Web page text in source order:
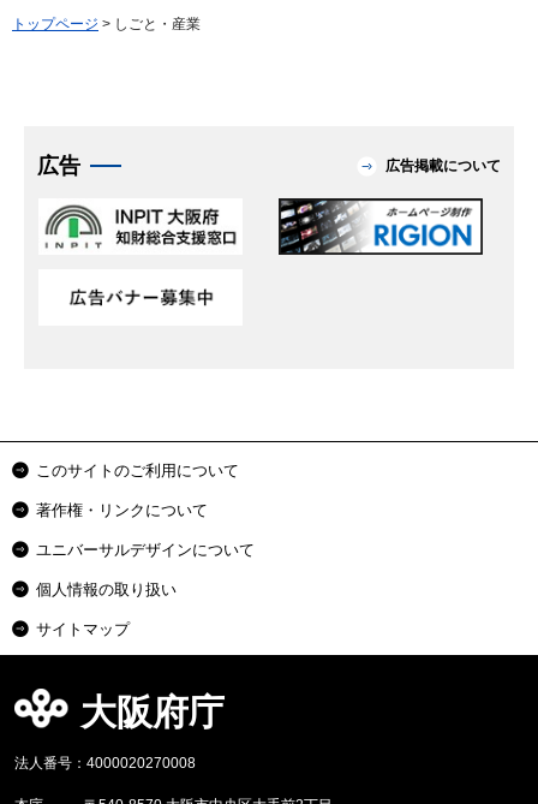
トップページ > しごと・産業
広告 広告掲載について
このサイトのご利用について
著作権・リンクについて
ユニバーサルデザインについて
個人情報の取り扱い
サイトマップ
大阪府庁
法人番号：4000020270008